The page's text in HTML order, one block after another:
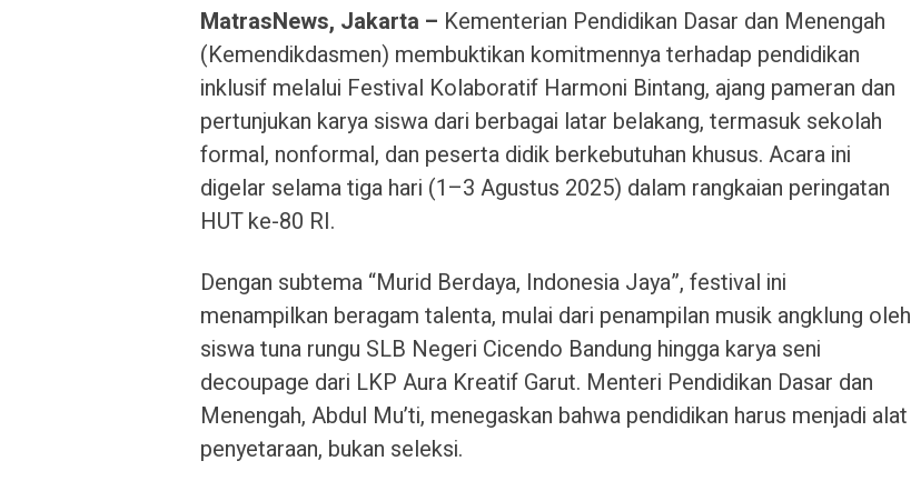
MatrasNews, Jakarta – Kementerian Pendidikan Dasar dan Menengah
(Kemendikdasmen) membuktikan komitmennya terhadap pendidikan
inklusif melalui Festival Kolaboratif Harmoni Bintang, ajang pameran dan
pertunjukan karya siswa dari berbagai latar belakang, termasuk sekolah
formal, nonformal, dan peserta didik berkebutuhan khusus. Acara ini
digelar selama tiga hari (1–3 Agustus 2025) dalam rangkaian peringatan
HUT ke-80 RI.
Dengan subtema “Murid Berdaya, Indonesia Jaya”, festival ini
menampilkan beragam talenta, mulai dari penampilan musik angklung oleh
siswa tuna rungu SLB Negeri Cicendo Bandung hingga karya seni
decoupage dari LKP Aura Kreatif Garut. Menteri Pendidikan Dasar dan
Menengah, Abdul Mu’ti, menegaskan bahwa pendidikan harus menjadi alat
penyetaraan, bukan seleksi.